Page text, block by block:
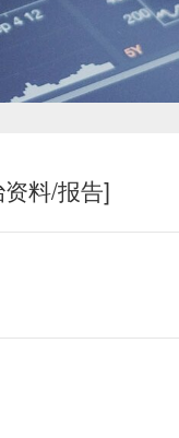
料/报告]